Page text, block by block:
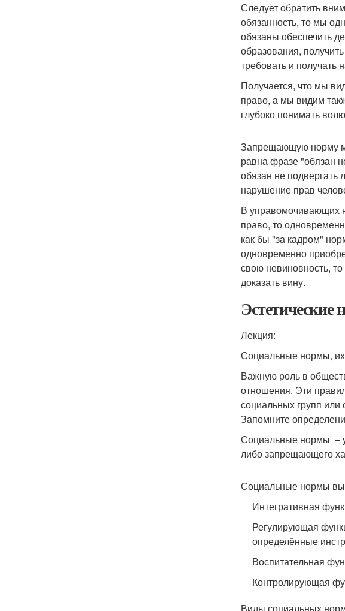
Следует обратить
обязанность, то мы
обязаны обеспечить
образования,
требовать и получать
Получается, что мы
право, а мы видим
глубоко понимать
Запрещающую норму
равна фразе "обязан
обязан не
нарушение прав
В управомочивающих
право, то
как бы "за кадром"
одновременно
свою невиновность, то
доказать вину.
Лекция:
Социальные нормы,
Важную роль в
отношения. Эти
социальных групп
Запомните
Социальные нормы –
либо запрещающего
Социальные нормы
Интегративная
Регулирующая
определённые
Воспитательная
Контролирующая